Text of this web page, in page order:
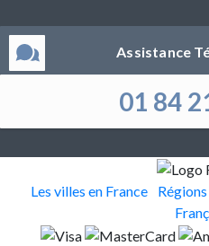
Assistance
01 84
Les villes en France